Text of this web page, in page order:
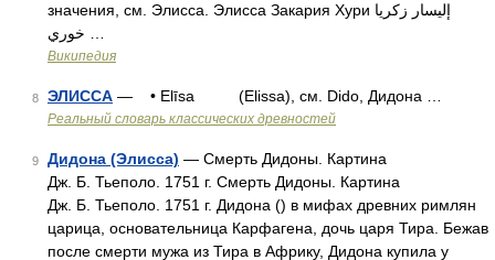
значения, см. Элисса. Элисса Закария Хури إليسار زكريا
Википедия
8 ЭЛИССА — • Elīsa (Elissa), см. Dido, Дидона …
Реальный словарь классических древностей
9 Дидона (Элисса) — Смерть Дидоны. Картина
Дж. Б. Тьеполо. 1751 г. Смерть Дидоны. Картина
Дж. Б. Тьеполо. 1751 г. Дидона () в мифах древних римлян
царица, основательница Карфагена, дочь царя Тира. Бежав
после смерти мужа из Тира в Африку, Дидона купила у